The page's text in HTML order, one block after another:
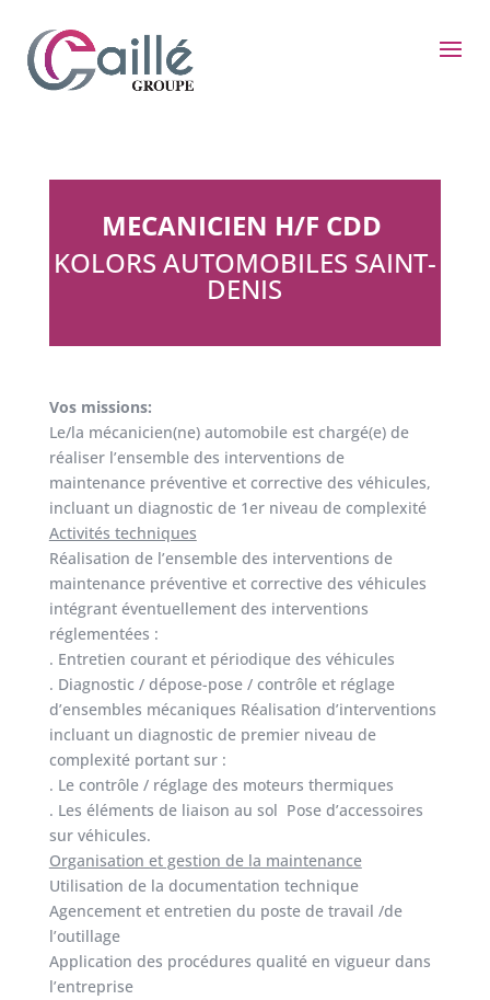
MECANICIEN H/F CDD
KOLORS AUTOMOBILES SAINT-
DENIS
Vos missions:
Le/la mécanicien(ne) automobile est chargé(e) de
réaliser l’ensemble des interventions de
maintenance préventive et corrective des véhicules,
incluant un diagnostic de 1er niveau de complexité
Activités techniques
Réalisation de l’ensemble des interventions de
maintenance préventive et corrective des véhicules
intégrant éventuellement des interventions
réglementées :
. Entretien courant et périodique des véhicules
. Diagnostic / dépose-pose / contrôle et réglage
d’ensembles mécaniques Réalisation d’interventions
incluant un diagnostic de premier niveau de
complexité portant sur :
. Le contrôle / réglage des moteurs thermiques
. Les éléments de liaison au sol Pose d’accessoires
sur véhicules.
Organisation et gestion de la maintenance
Utilisation de la documentation technique
Agencement et entretien du poste de travail /de
l’outillage
Application des procédures qualité en vigueur dans
l’entreprise